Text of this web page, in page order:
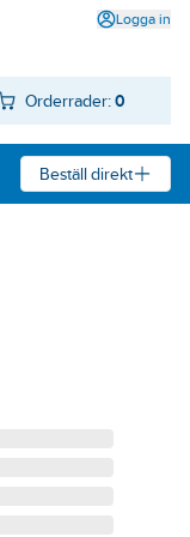
Logga in
Orderrader: 0
Beställ direkt